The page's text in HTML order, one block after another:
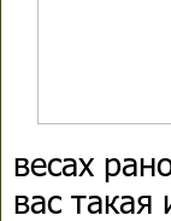
весах
вас такая